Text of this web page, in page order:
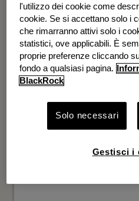
l'utilizzo dei cookie come
cookie. Se si accettano solo i
che rimarranno attivi solo i
statistici, ove applicabili. È
proprie preferenze cliccando
fondo a qualsiasi pagina.
BlackRock
Solo necessari
Gestisci i